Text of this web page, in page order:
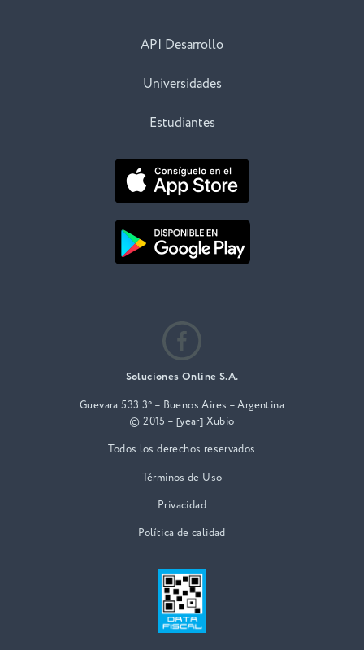
API Desarrollo
Universidades
Estudiantes
Soluciones Online S.A.
Guevara 533 3° – Buenos Aires – Argentina
© 2015 – [year] Xubio
Todos los derechos reservados
Términos de Uso
Privacidad
Política de calidad